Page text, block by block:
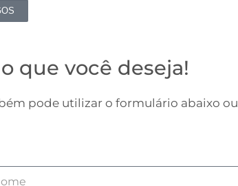
que você deseja!
pode utilizar o formulário abaixo ou